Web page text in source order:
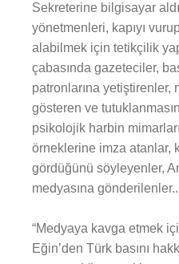
Sekreterine bilgisayar
yönetmenleri, kapıyı
alabilmek için tetikçilik
çabasında gazeteciler,
patronlarına yetiştirenler,
gösteren ve
psikolojik harbin
örneklerine imza atanlar,
gördüğünü söyleyenler,
medyasına
“Medyaya kavga etmek
Eğin’den Türk basını